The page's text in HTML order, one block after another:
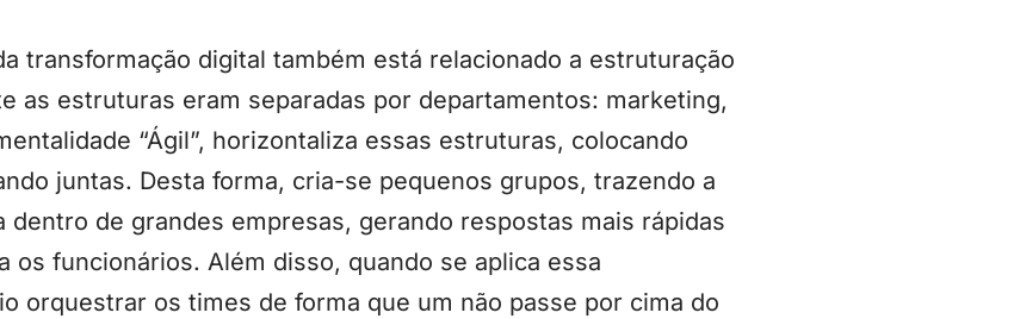
transformação digital também está relacionado a estruturação
as estruturas eram separadas por departamentos: marketing,
“Ágil”, horizontaliza essas estruturas, colocando
juntas. Desta forma, cria-se pequenos grupos, trazendo a
dentro de grandes empresas, gerando respostas mais rápidas
os funcionários. Além disso, quando se aplica essa
orquestrar os times de forma que um não passe por cima do